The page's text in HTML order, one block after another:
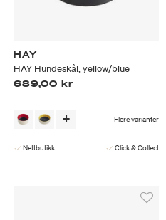
HAY
HAY Hundeskål, yellow/blue
689,00 kr
Flere varianter
Nettbutikk Click & Collect